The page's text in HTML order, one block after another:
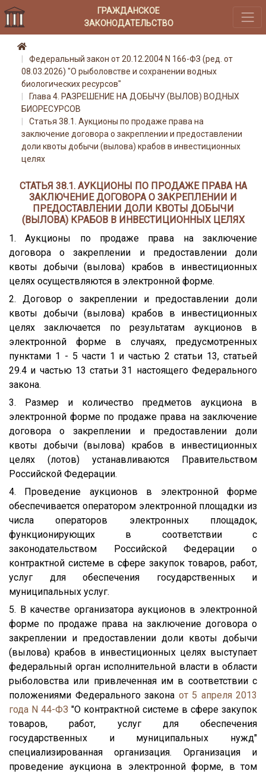
ГРАЖДАНСКОЕ
ЗАКОНОДАТЕЛЬСТВО
Федеральный закон от 20.12.2004 N 166-ФЗ (ред. от
08.03.2026) "О рыболовстве и сохранении водных
биологических ресурсов"
Глава 4. РАЗРЕШЕНИЕ НА ДОБЫЧУ (ВЫЛОВ) ВОДНЫХ
БИОРЕСУРСОВ
Статья 38.1. Аукционы по продаже права на
заключение договора о закреплении и предоставлении
доли квоты добычи (вылова) крабов в инвестиционных
целях
СТАТЬЯ 38.1. АУКЦИОНЫ ПО ПРОДАЖЕ ПРАВА НА
ЗАКЛЮЧЕНИЕ ДОГОВОРА О ЗАКРЕПЛЕНИИ И
ПРЕДОСТАВЛЕНИИ ДОЛИ КВОТЫ ДОБЫЧИ
(ВЫЛОВА) КРАБОВ В ИНВЕСТИЦИОННЫХ ЦЕЛЯХ
1. Аукционы по продаже права на заключение
договора о закреплении и предоставлении доли
квоты добычи (вылова) крабов в инвестиционных
целях осуществляются в электронной форме.
2. Договор о закреплении и предоставлении доли
квоты добычи (вылова) крабов в инвестиционных
целях заключается по результатам аукционов в
электронной форме в случаях, предусмотренных
пунктами 1 - 5 части 1 и частью 2 статьи 13, статьей
29.4 и частью 13 статьи 31 настоящего Федерального
закона.
3. Размер и количество предметов аукциона в
электронной форме по продаже права на заключение
договора о закреплении и предоставлении доли
квоты добычи (вылова) крабов в инвестиционных
целях (лотов) устанавливаются Правительством
Российской Федерации.
4. Проведение аукционов в электронной форме
обеспечивается оператором электронной площадки из
числа операторов электронных площадок,
функционирующих в соответствии с
законодательством Российской Федерации о
контрактной системе в сфере закупок товаров, работ,
услуг для обеспечения государственных и
муниципальных услуг.
5. В качестве организатора аукционов в электронной
форме по продаже права на заключение договора о
закреплении и предоставлении доли квоты добычи
(вылова) крабов в инвестиционных целях выступает
федеральный орган исполнительной власти в области
рыболовства или привлеченная им в соответствии с
положениями Федерального закона от 5 апреля 2013
года N 44-ФЗ "О контрактной системе в сфере закупок
товаров, работ, услуг для обеспечения
государственных и муниципальных нужд"
специализированная организация. Организация и
проведение аукциона в электронной форме, в том